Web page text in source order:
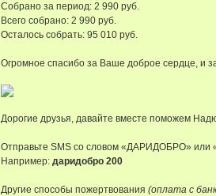
Собрано за период: 2 990 руб.
Всего собрано: 2 990 руб.
Осталось собрать: 95 010 руб.
Огромное спасибо за Ваше доброе сердце, и
Дорогие друзья, давайте вместе поможем
Отправьте SMS со словом «ДАРИДОБРО»
Например: даридобро 200
Другие способы пожертвования (оплата с